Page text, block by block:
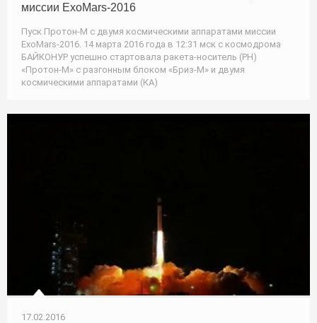
миссии ExoMars-2016
Пуск Протон-М с двумя космическими аппаратами миссии
ExoMars-2016. 14 марта 2016 года в 12:31 мск с космодрома
БАЙКОНУР успешно стартовала ракета-носитель (РН)
«Протон-М» с разгонным блоком «Бриз-М» и двумя
космическими аппаратами (КА)
17.02.2016